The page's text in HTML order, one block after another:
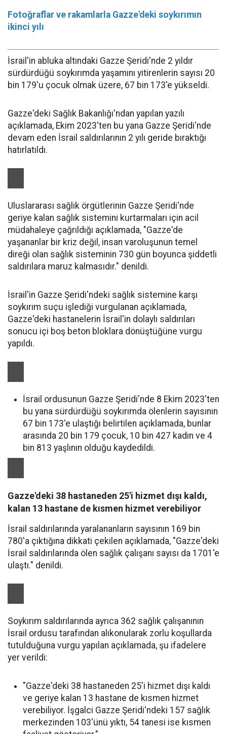
Fotoğraflar ve rakamlarla Gazze'deki soykırımın
ikinci yılı
İsrail'in abluka altındaki Gazze Şeridi'nde 2 yıldır
sürdürdüğü soykırımda yaşamını yitirenlerin sayısı 20
bin 179'u çocuk olmak üzere, 67 bin 173'e yükseldi.
Gazze'deki Sağlık Bakanlığı'ndan yapılan yazılı
açıklamada, Ekim 2023'ten bu yana Gazze Şeridi'nde
devam eden İsrail saldırılarının 2 yılı geride bıraktığı
hatırlatıldı.
Uluslararası sağlık örgütlerinin Gazze Şeridi'nde
geriye kalan sağlık sistemini kurtarmaları için acil
müdahaleye çağrıldığı açıklamada, "Gazze'de
yaşananlar bir kriz değil, insan varoluşunun temel
direği olan sağlık sisteminin 730 gün boyunca şiddetli
saldırılara maruz kalmasıdır." denildi.
İsrail'in Gazze Şeridi'ndeki sağlık sistemine karşı
soykırım suçu işlediği vurgulanan açıklamada,
Gazze'deki hastanelerin İsrail'in dolaylı saldırıları
sonucu içi boş beton bloklara dönüştüğüne vurgu
yapıldı.
İsrail ordusunun Gazze Şeridi'nde 8 Ekim 2023'ten
bu yana sürdürdüğü soykırımda ölenlerin sayısının
67 bin 173'e ulaştığı belirtilen açıklamada, bunlar
arasında 20 bin 179 çocuk, 10 bin 427 kadın ve 4
bin 813 yaşlının olduğu kaydedildi.
Gazze'deki 38 hastaneden 25'i hizmet dışı kaldı,
kalan 13 hastane de kısmen hizmet verebiliyor
İsrail saldırılarında yaralananların sayısının 169 bin
780'a çıktığına dikkati çekilen açıklamada, "Gazze'deki
İsrail saldırılarında ölen sağlık çalışanı sayısı da 1701'e
ulaştı." denildi.
Soykırım saldırılarında ayrıca 362 sağlık çalışanının
İsrail ordusu tarafından alıkonularak zorlu koşullarda
tutulduğuna vurgu yapılan açıklamada, şu ifadelere
yer verildi:
"Gazze'deki 38 hastaneden 25'i hizmet dışı kaldı
ve geriye kalan 13 hastane de kısmen hizmet
verebiliyor. İşgalci Gazze Şeridi'ndeki 157 sağlık
merkezinden 103'ünü yıktı, 54 tanesi ise kısmen